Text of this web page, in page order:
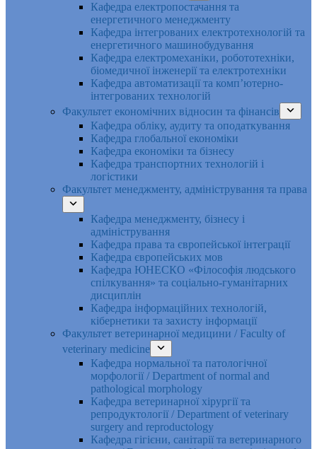
Кафедра електропостачання та
енергетичного менеджменту
Кафедра інтегрованих електротехнологій та
енергетичного машинобудування
Кафедра електромеханіки, робототехніки,
біомедичної інженерії та електротехніки
Кафедра автоматизації та комп’ютерно-
інтегрованих технологій
Факультет економічних відносин та фінансів
Кафедра обліку, аудиту та оподаткування
Кафедра глобальної економіки
Кафедра економіки та бізнесу
Кафедра транспортних технологій і
логістики
Факультет менеджменту, адміністрування та права
Кафедра менеджменту, бізнесу і
адміністрування
Кафедра права та європейської інтеграції
Кафедра європейських мов
Кафедра ЮНЕСКО «Філософія людського
спілкування» та соціально-гуманітарних
дисциплін
Кафедра інформаційних технологій,
кібернетики та захисту інформації
Факультет ветеринарної медицини / Faculty of
veterinary medicine
Кафедра нормальної та патологічної
морфології / Department of normal and
pathological morphology
Кафедра ветеринарної хірургії та
репродуктології / Department of veterinary
surgery and reproductology
Кафедра гігієни, санітарії та ветеринарного